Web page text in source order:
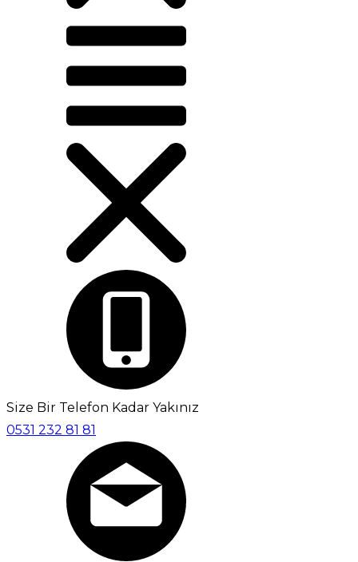
Size Bir Telefon Kadar Yakınız
0531 232 81 81